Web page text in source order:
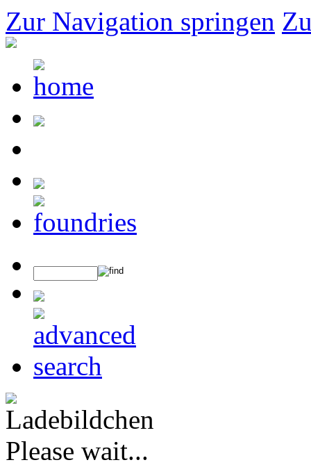
Zur Navigation springen
Please wait...